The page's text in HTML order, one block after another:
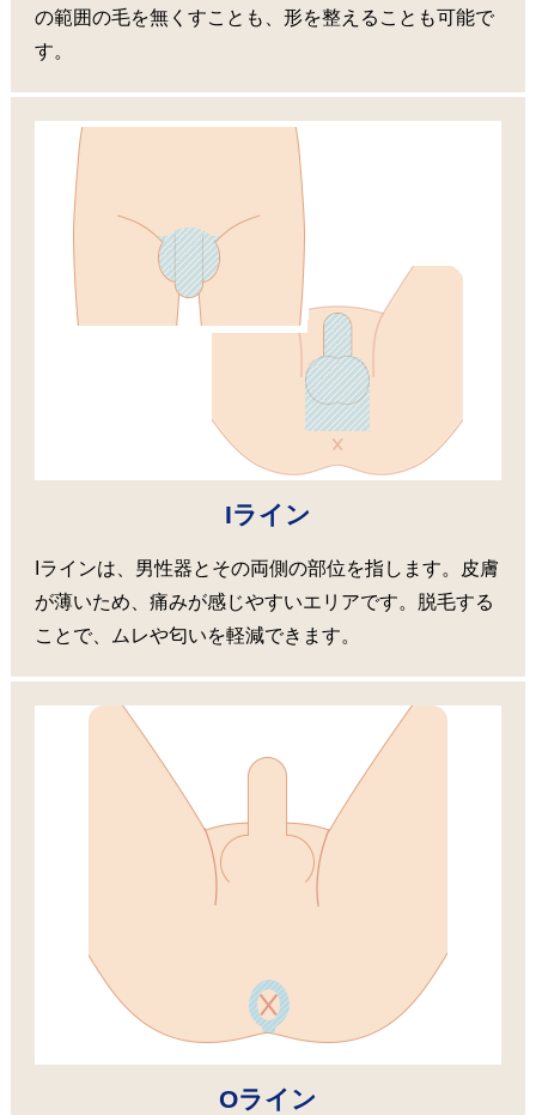
の範囲の毛を無くすことも、形を整えることも可能で
す。
Iライン
Iラインは、男性器とその両側の部位を指します。皮膚
が薄いため、痛みが感じやすいエリアです。脱毛する
ことで、ムレや匂いを軽減できます。
Oライン